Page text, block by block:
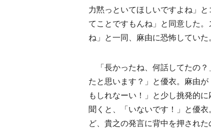
力黙っといてほしいですよね」
てことですもんね」と同意した
ね」と一同、麻由に恐怖していた。
「長かったね、何話してたの
たと思います？」と優衣。麻由
もしれなーい！」と少し挑発的
聞くと、「いないです！」と優
ど、貴之の発言に背中を押され